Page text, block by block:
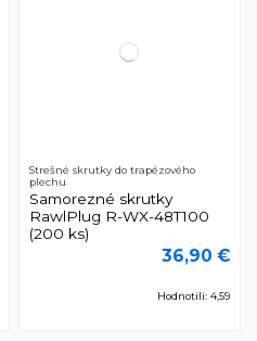
Strešné skrutky do trapézového
plechu
Samorezné skrutky
RawlPlug R-WX-48T100
(200 ks)
36,90 €
Hodnotili: 4,59